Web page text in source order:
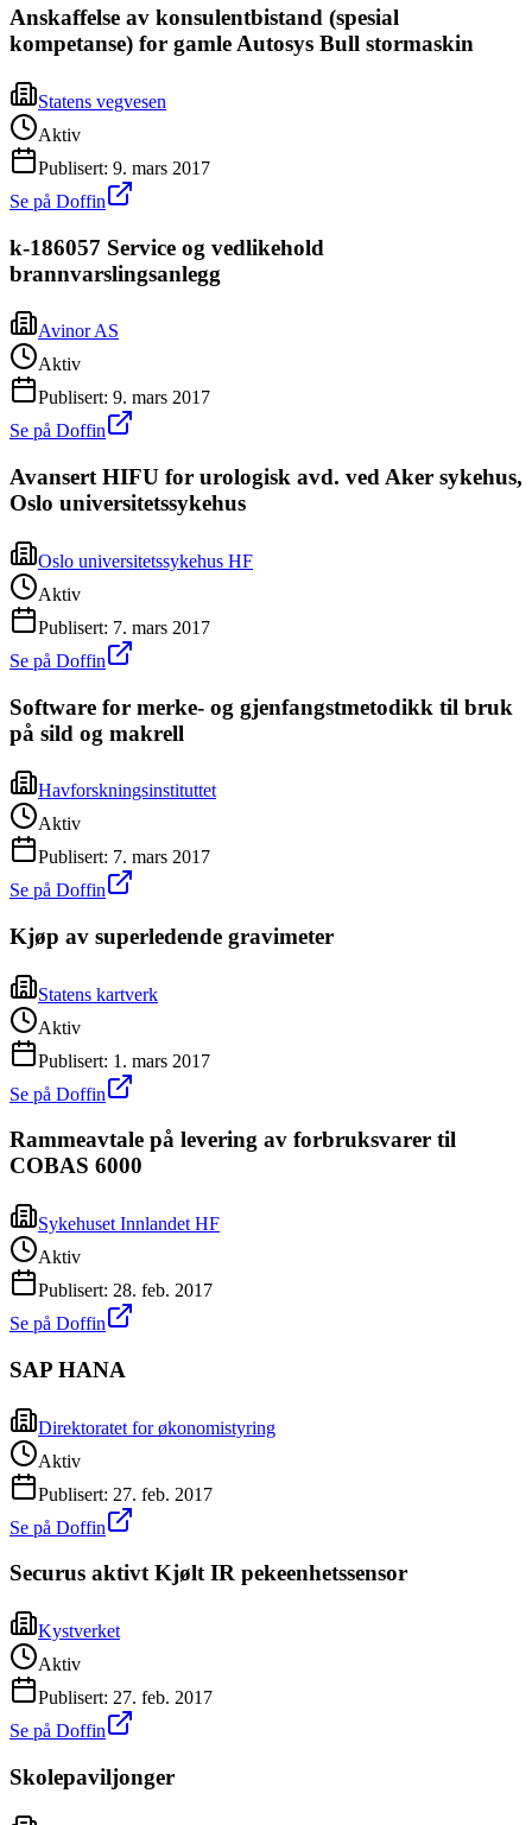
Anskaffelse av konsulentbistand (spesial
kompetanse) for gamle Autosys Bull stormaskin
Statens vegvesen
Aktiv
Publisert: 9. mars 2017
Se på Doffin
k-186057 Service og vedlikehold
brannvarslingsanlegg
Avinor AS
Aktiv
Publisert: 9. mars 2017
Se på Doffin
Avansert HIFU for urologisk avd. ved Aker sykehus,
Oslo universitetssykehus
Oslo universitetssykehus HF
Aktiv
Publisert: 7. mars 2017
Se på Doffin
Software for merke- og gjenfangstmetodikk til bruk
på sild og makrell
Havforskningsinstituttet
Aktiv
Publisert: 7. mars 2017
Se på Doffin
Kjøp av superledende gravimeter
Statens kartverk
Aktiv
Publisert: 1. mars 2017
Se på Doffin
Rammeavtale på levering av forbruksvarer til
COBAS 6000
Sykehuset Innlandet HF
Aktiv
Publisert: 28. feb. 2017
Se på Doffin
SAP HANA
Direktoratet for økonomistyring
Aktiv
Publisert: 27. feb. 2017
Se på Doffin
Securus aktivt Kjølt IR pekeenhetssensor
Kystverket
Aktiv
Publisert: 27. feb. 2017
Se på Doffin
Skolepaviljonger